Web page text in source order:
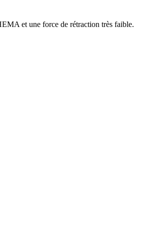
et une force de rétraction très faible.